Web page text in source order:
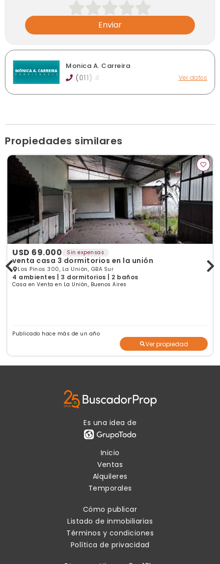
Enviar
Monica A. Carreira
(011) 47 Ver datos
Ver publicaciones de la inmobiliaria
Propiedades similares
USD 69.000 Sin expensas
venta casa 3 dormitorios en la unión
Los Pinos 300, La Unión, GBA Sur
4 ambientes | 3 dormitorios | 2 baños
Casa en Venta en La Unión, Buenos Aires
Publicado hace más de un año
Ver propiedad
Es una idea de
Inicio
Ventas
Alquileres
Temporales
Cómo publicar
Listado de inmobiliarias
Términos y condiciones
Política de privacidad